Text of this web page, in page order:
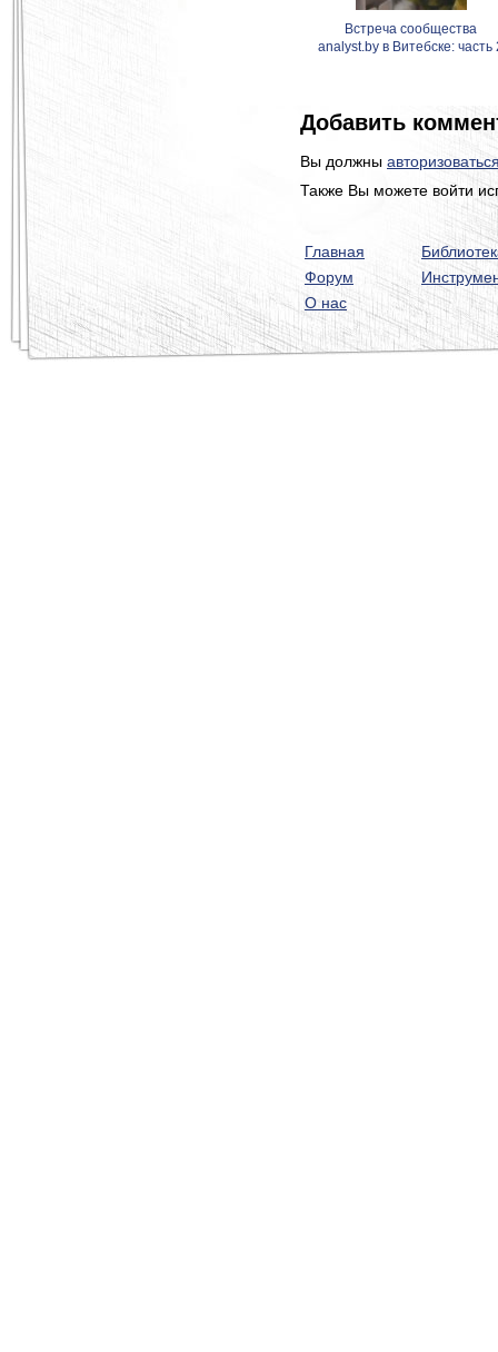
Встреча сообщества
analyst.by в Витебске: часть
Добавить
Вы должны
Также Вы можете войти
Главная
Форум
О нас